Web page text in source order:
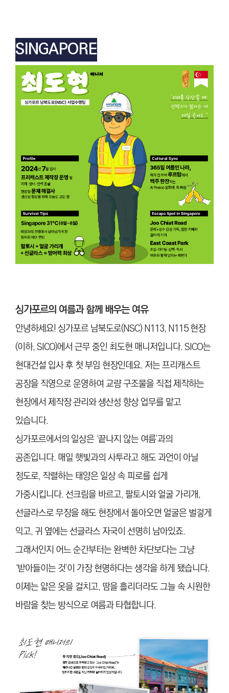
SINGAPORE
싱가포르의 여름과 함께 배우는 여유
안녕하세요! 싱가포르 남북도로(NSC) N113, N115 현장
(이하, SICO)에서 근무 중인 최도현 매니저입니다. SICO는
현대건설 입사 후 첫 부임 현장인데요. 저는 프리캐스트
공장을 직영으로 운영하여 교량 구조물을 직접 제작하는
현장에서 제작장 관리와 생산성 향상 업무를 맡고
있습니다.
싱가포르에서의 일상은 ‘끝나지 않는 여름’과의
공존입니다. 매일 햇빛과의 사투라고 해도 과언이 아닐
정도로, 작렬하는 태양은 일상 속 피로를 쉽게
가중시킵니다. 선크림을 바르고, 팔토시와 얼굴 가리개,
선글라스로 무장을 해도 현장에서 돌아오면 얼굴은 벌겋게
익고, 귀 옆에는 선글라스 자국이 선명히 남아있죠.
그래서인지 어느 순간부터는 완벽한 차단보다는 그냥
‘받아들이는 것’이 가장 현명하다는 생각을 하게 됐습니다.
이제는 얇은 옷을 걸치고, 땀을 흘리더라도 그늘 속 시원한
바람을 찾는 방식으로 여름과 타협합니다.